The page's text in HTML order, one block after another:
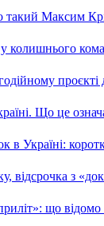
такий Максим
проєкті
Що це
в Україні:
відсрочка з
що